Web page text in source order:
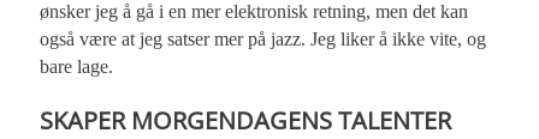
ønsker jeg å gå i en mer elektronisk retning, men det kan
også være at jeg satser mer på jazz. Jeg liker å ikke vite, og
bare lage.
SKAPER MORGENDAGENS TALENTER